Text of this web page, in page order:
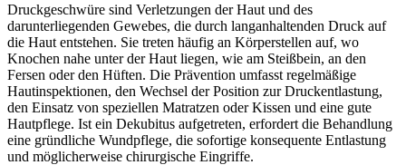
Druckgeschwüre sind Verletzungen der Haut und des
darunterliegenden Gewebes, die durch langanhaltenden Druck auf
die Haut entstehen. Sie treten häufig an Körperstellen auf, wo
Knochen nahe unter der Haut liegen, wie am Steißbein, an den
Fersen oder den Hüften. Die Prävention umfasst regelmäßige
Hautinspektionen, den Wechsel der Position zur Druckentlastung,
den Einsatz von speziellen Matratzen oder Kissen und eine gute
Hautpflege. Ist ein Dekubitus aufgetreten, erfordert die Behandlung
eine gründliche Wundpflege, die sofortige konsequente Entlastung
und möglicherweise chirurgische Eingriffe.